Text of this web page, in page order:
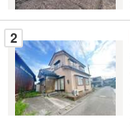
条
件
を
マ
イ
ペ
2